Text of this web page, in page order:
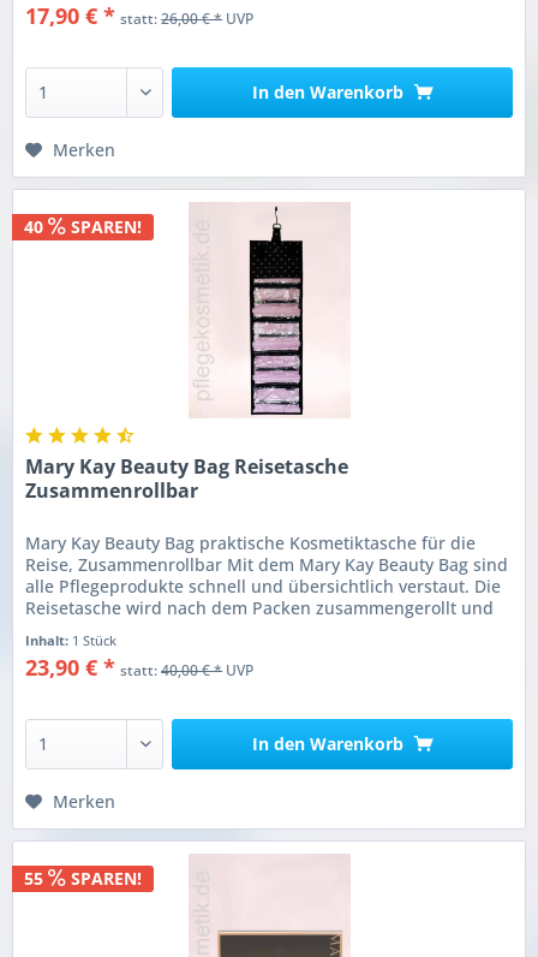
17,90 € * statt:26,00 € *UVP
In den Warenkorb
Merken
40 SPAREN!
Mary Kay Beauty Bag Reisetasche
Zusammenrollbar
Mary Kay Beauty Bag praktische Kosmetiktasche für die
Reise, Zusammenrollbar Mit dem Mary Kay Beauty Bag sind
alle Pflegeprodukte schnell und übersichtlich verstaut. Die
Reisetasche wird nach dem Packen zusammengerollt und
Inhalt: 1 Stück
23,90 € * statt:40,00 € *UVP
In den Warenkorb
Merken
55 SPAREN!